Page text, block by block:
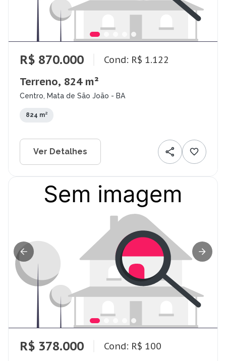
R$ 870.000 Cond: R$ 1.122
Terreno, 824 m²
Centro, Mata de São João - BA
824 m²
Ver Detalhes
R$ 378.000 Cond: R$ 100